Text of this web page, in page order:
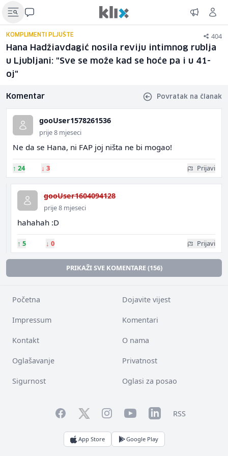
KOMPLIMENTI PLJUŠTE 404
Hana Hadžiavdagić nosila reviju intimnog rublja
u Ljubljani: "Sve se može kad se hoće pa i u 41-
oj"
Komentar Povratak na članak
gooUser1578261536
prije 8 mjeseci
Ne da se Hana, ni FAP joj ništa ne bi mogao!
↑ 24 ↓ 3 Prijavi
gooUser1604094128
prije 8 mjeseci
hahahah :D
↑ 5 ↓ 0 Prijavi
PRIKAŽI SVE KOMENTARE (156)
Početna Dojavite vijest
Impressum Komentari
Kontakt O nama
Oglašavanje Privatnost
Sigurnost Oglasi za posao
FacebookTwitterInstagramYouTubeLinkedInRSS
App Store Google Play